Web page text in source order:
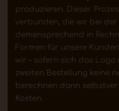
produzieren. Dieser
verbunden, die wir bei
demensprechend in
Formen für unsere
wir – sofern sich das Logo
zweiten Bestellung keine
berechnen dann
Kosten.